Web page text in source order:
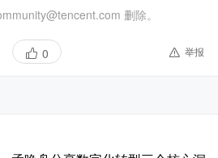
删除。
0 举报